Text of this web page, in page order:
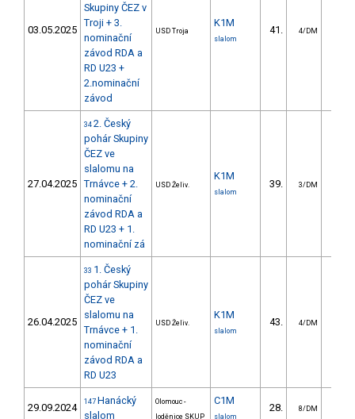
03.05.2025
Skupiny ČEZ v
Troji + 3.
nominační
závod RDA a
RD U23 +
2.nominační
závod
USD Troja
K1M
slalom
41. 4/DM
27.04.2025
34 2. Český
pohár Skupiny
ČEZ ve
slalomu na
Trnávce + 2.
nominační
závod RDA a
RD U23 + 1.
nominační zá
USD Želiv.
K1M
slalom
39. 3/DM
26.04.2025
33 1. Český
pohár Skupiny
ČEZ ve
slalomu na
Trnávce + 1.
nominační
závod RDA a
RD U23
USD Želiv.
K1M
slalom
43. 4/DM
29.09.2024 147 Hanácký
slalom
Olomouc -
loděnice SKUP
C1M
slalom
28. 8/DM